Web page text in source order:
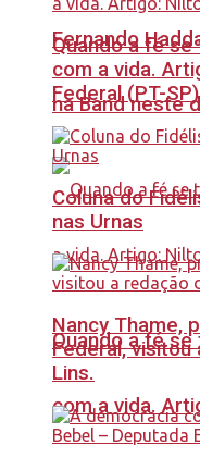
Fernando
na Band neste
Quando a fé
com a vida.
Quando a fé
com a vida.
Federal (PT-SP)
Coluna do
nas Urnas
Nancy Thame,
Federal,
Lins.